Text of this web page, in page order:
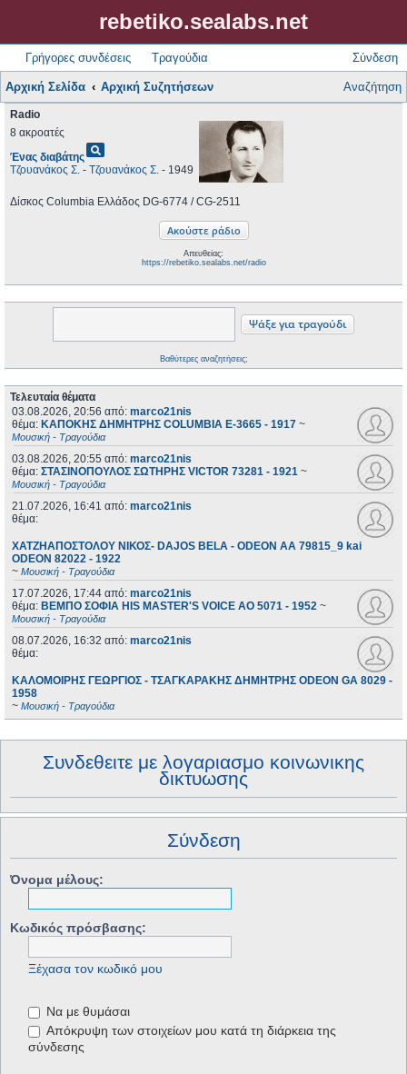
rebetiko.sealabs.net
Γρήγορες συνδέσεις Τραγούδια Σύνδεση
Αρχική Σελίδα Αρχική Συζητήσεων Αναζήτηση
Radio
8 ακροατές
Ένας διαβάτηςpageview
Τζουανάκος Σ. - Τζουανάκος Σ. - 1949
Δίσκος Columbia Ελλάδος DG-6774 / CG-2511
Απευθείας:
https://rebetiko.sealabs.net/radio
Βαθύτερες αναζητήσεις;
Τελευταία θέματα
03.08.2026, 20:56 από: marco21nis
θέμα: ΚΑΠΟΚΗΣ ΔΗΜΗΤΡΗΣ COLUMBIA E-3665 - 1917 ~
Μουσική - Τραγούδια
03.08.2026, 20:55 από: marco21nis
θέμα: ΣΤΑΣΙΝΟΠΟΥΛΟΣ ΣΩΤΗΡΗΣ VICTOR 73281 - 1921 ~
Μουσική - Τραγούδια
21.07.2026, 16:41 από: marco21nis
θέμα:
ΧΑΤΖΗΑΠΟΣΤΟΛΟΥ ΝΙΚΟΣ- DAJOS BELA - ODEON AA 79815_9 kai
ODEON 82022 - 1922
~ Μουσική - Τραγούδια
17.07.2026, 17:44 από: marco21nis
θέμα: ΒΕΜΠΟ ΣΟΦΙΑ HIS MASTER'S VOICE AO 5071 - 1952 ~
Μουσική - Τραγούδια
08.07.2026, 16:32 από: marco21nis
θέμα:
ΚΑΛΟΜΟΙΡΗΣ ΓΕΩΡΓΙΟΣ - ΤΣΑΓΚΑΡΑΚΗΣ ΔΗΜΗΤΡΗΣ ODEON GA 8029 -
1958
~ Μουσική - Τραγούδια
Συνδεθειτε με λογαριασμο κοινωνικης
δικτυωσης
Σύνδεση
Όνομα μέλους:
Κωδικός πρόσβασης:
Ξέχασα τον κωδικό μου
Να με θυμάσαι
Απόκρυψη των στοιχείων μου κατά τη διάρκεια της
σύνδεσης